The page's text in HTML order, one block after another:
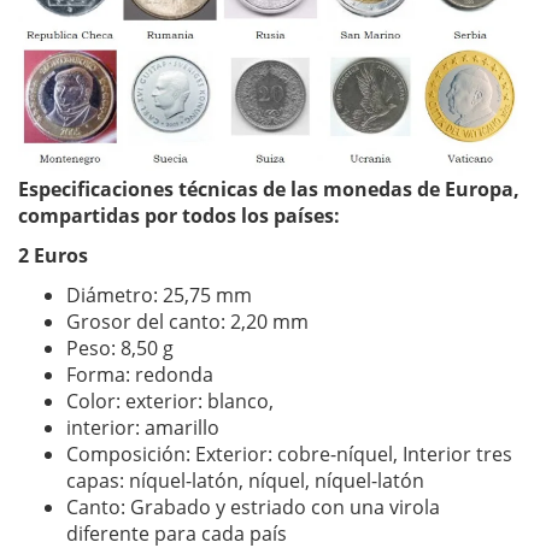
Especificaciones técnicas de las monedas de Europa,
compartidas por todos los países:
2 Euros
Diámetro: 25,75 mm
Grosor del canto: 2,20 mm
Peso: 8,50 g
Forma: redonda
Color: exterior: blanco,
interior: amarillo
Composición: Exterior: cobre-níquel, Interior tres
capas: níquel-latón, níquel, níquel-latón
Canto: Grabado y estriado con una virola
diferente para cada país